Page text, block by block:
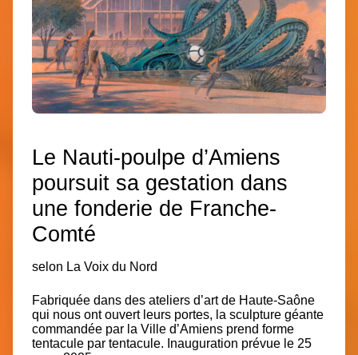
Le Nauti-poulpe d’Amiens
poursuit sa gestation dans
une fonderie de Franche-
Comté
selon La Voix du Nord
Fabriquée dans des ateliers d’art de Haute-Saône
qui nous ont ouvert leurs portes, la sculpture géante
commandée par la Ville d’Amiens prend forme
tentacule par tentacule. Inauguration prévue le 25